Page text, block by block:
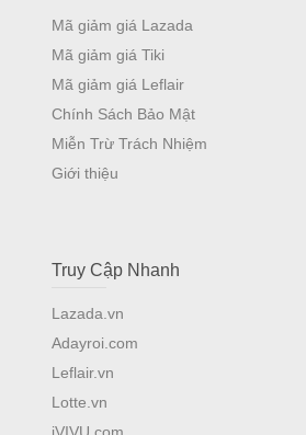
Mã giảm giá Lazada
Mã giảm giá Tiki
Mã giảm giá Leflair
Chính Sách Bảo Mật
Miễn Trừ Trách Nhiệm
Giới thiệu
Truy Cập Nhanh
Lazada.vn
Adayroi.com
Leflair.vn
Lotte.vn